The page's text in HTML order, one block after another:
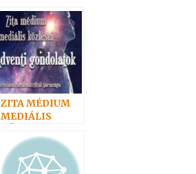
ZITA MÉDIUM
MEDIÁLIS